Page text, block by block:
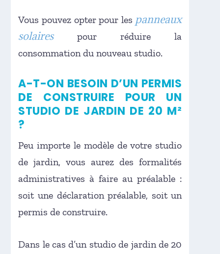
Vous pouvez opter pour les panneaux
solairespour réduire la
consommation du nouveau studio.
A-T-ON BESOIN D’UN PERMIS
DE CONSTRUIRE POUR UN
STUDIO DE JARDIN DE 20 M²
?
Peu importe le modèle de votre studio
de jardin, vous aurez des formalités
administratives à faire au préalable :
soit une déclaration préalable, soit un
permis de construire.
Dans le cas d’un studio de jardin de 20